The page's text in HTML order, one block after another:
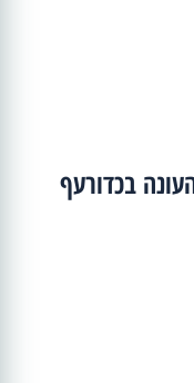
בכדורעף